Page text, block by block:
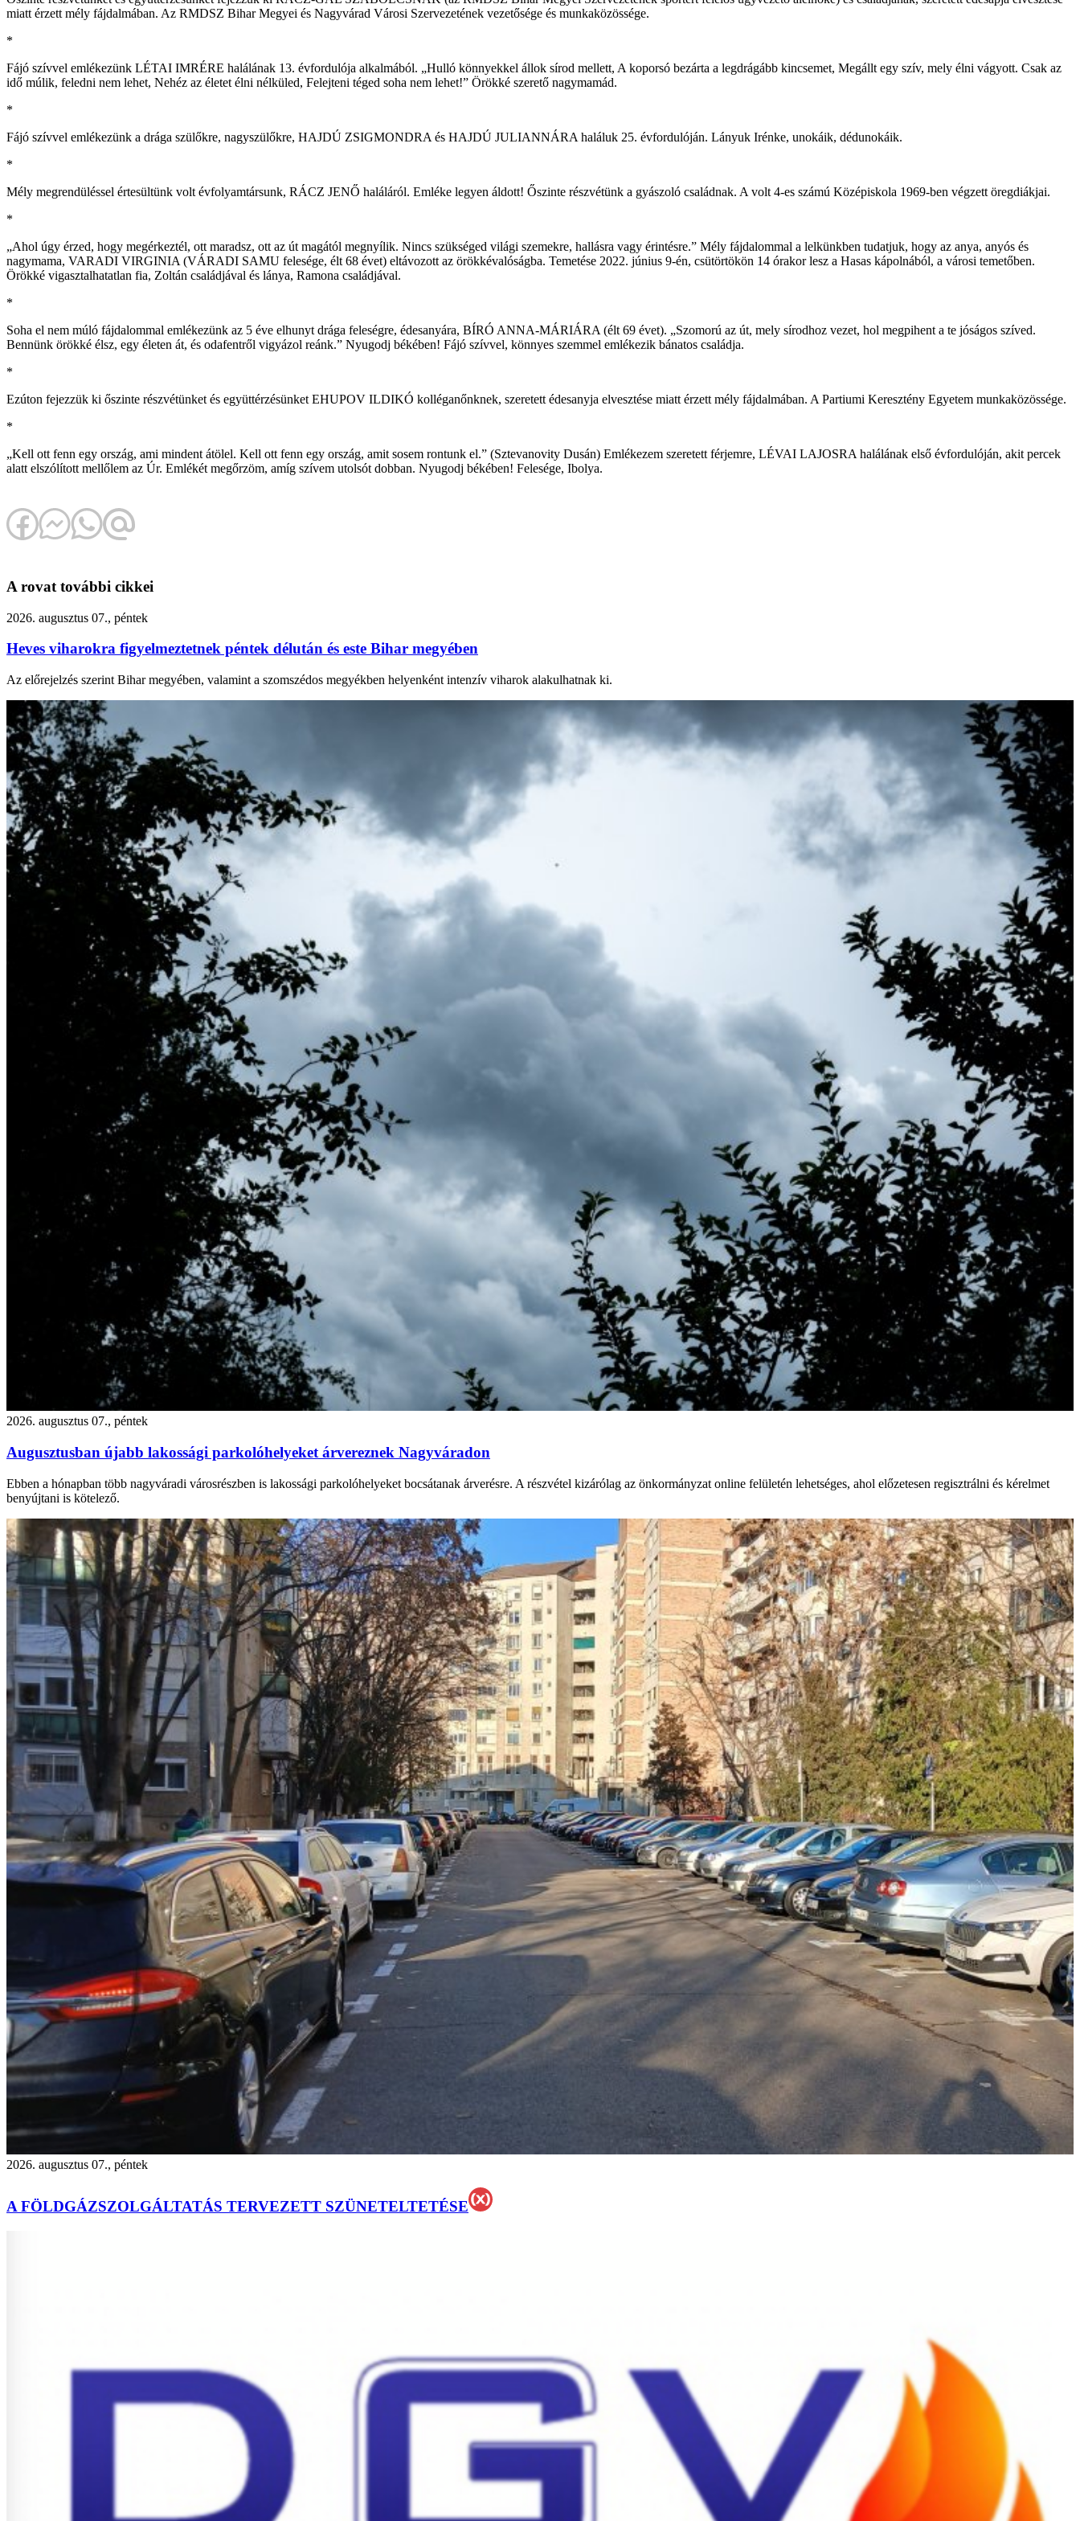
miatt érzett mély fájdalmában. Az RMDSZ Bihar Megyei és Nagyvárad Városi Szervezetének vezetősége és munkaközössége.
*
Fájó szívvel emlékezünk LÉTAI IMRÉRE halálának 13. évfordulója alkalmából. „Hulló könnyekkel állok sírod mellett, A koporsó bezárta a legdrágább kincsemet, Megállt egy szív, mely élni vágyott. Csak az
idő múlik, feledni nem lehet, Nehéz az életet élni nélküled, Felejteni téged soha nem lehet!” Örökké szerető nagymamád.
*
Fájó szívvel emlékezünk a drága szülőkre, nagyszülőkre, HAJDÚ ZSIGMONDRA és HAJDÚ JULIANNÁRA haláluk 25. évfordulóján. Lányuk Irénke, unokáik, dédunokáik.
*
Mély megrendüléssel értesültünk volt évfolyamtársunk, RÁCZ JENŐ haláláról. Emléke legyen áldott! Őszinte részvétünk a gyászoló családnak. A volt 4-es számú Középiskola 1969-ben végzett öregdiákjai.
*
„Ahol úgy érzed, hogy megérkeztél, ott maradsz, ott az út magától megnyílik. Nincs szükséged világi szemekre, hallásra vagy érintésre.” Mély fájdalommal a lelkünkben tudatjuk, hogy az anya, anyós és
nagymama, VARADI VIRGINIA (VÁRADI SAMU felesége, élt 68 évet) eltávozott az örökkévalóságba. Temetése 2022. június 9-én, csütörtökön 14 órakor lesz a Hasas kápolnából, a városi temetőben.
Örökké vigasztalhatatlan fia, Zoltán családjával és lánya, Ramona családjával.
*
Soha el nem múló fájdalommal emlékezünk az 5 éve elhunyt drága feleségre, édesanyára, BÍRÓ ANNA-MÁRIÁRA (élt 69 évet). „Szomorú az út, mely sírodhoz vezet, hol megpihent a te jóságos szíved.
Bennünk örökké élsz, egy életen át, és odafentről vigyázol reánk.” Nyugodj békében! Fájó szívvel, könnyes szemmel emlékezik bánatos családja.
*
Ezúton fejezzük ki őszinte részvétünket és együttérzésünket EHUPOV ILDIKÓ kolléganőnknek, szeretett édesanyja elvesztése miatt érzett mély fájdalmában. A Partiumi Keresztény Egyetem munkaközössége.
*
„Kell ott fenn egy ország, ami mindent átölel. Kell ott fenn egy ország, amit sosem rontunk el.” (Sztevanovity Dusán) Emlékezem szeretett férjemre, LÉVAI LAJOSRA halálának első évfordulóján, akit percek
alatt elszólított mellőlem az Úr. Emlékét megőrzöm, amíg szívem utolsót dobban. Nyugodj békében! Felesége, Ibolya.
A rovat további cikkei
2026. augusztus 07., péntek
Heves viharokra figyelmeztetnek péntek délután és este Bihar megyében
Az előrejelzés szerint Bihar megyében, valamint a szomszédos megyékben helyenként intenzív viharok alakulhatnak ki.
2026. augusztus 07., péntek
Augusztusban újabb lakossági parkolóhelyeket árvereznek Nagyváradon
Ebben a hónapban több nagyváradi városrészben is lakossági parkolóhelyeket bocsátanak árverésre. A részvétel kizárólag az önkormányzat online felületén lehetséges, ahol előzetesen regisztrálni és kérelmet
benyújtani is kötelező.
2026. augusztus 07., péntek
A FÖLDGÁZSZOLGÁLTATÁS TERVEZETT SZÜNETELTETÉSE